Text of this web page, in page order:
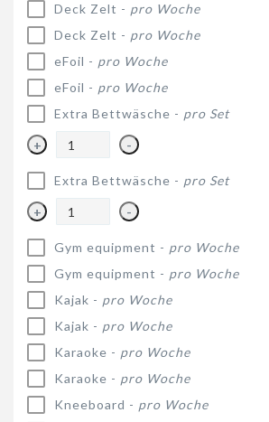
Deck Zelt - pro Woche
Deck Zelt - pro Woche
eFoil - pro Woche
eFoil - pro Woche
Extra Bettwäsche - pro Set
+ -
Extra Bettwäsche - pro Set
+ -
Gym equipment - pro Woche
Gym equipment - pro Woche
Kajak - pro Woche
Kajak - pro Woche
Karaoke - pro Woche
Karaoke - pro Woche
Kneeboard - pro Woche